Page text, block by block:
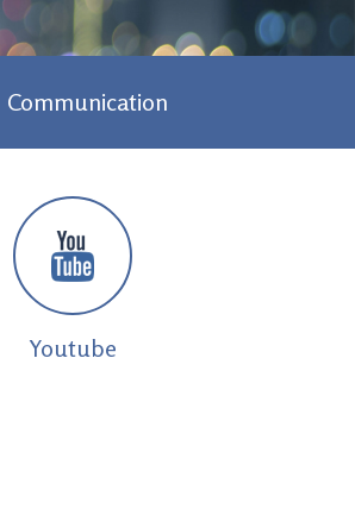
Communication
Youtube